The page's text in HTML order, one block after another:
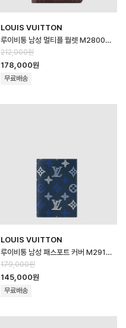
LOUIS VUITTON
루이비통 남성 멀티플 월렛 M28006 - Louis vuitton Mens Multipl…
212,000원
178,000원
무료배송
LOUIS VUITTON
루이비통 남성 패스포트 커버 M29132 - Louis vuitton Mens Passpo…
179,000원
145,000원
무료배송